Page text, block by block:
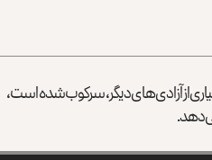
از آزادی‌های دیگر، سرکوب شده است،